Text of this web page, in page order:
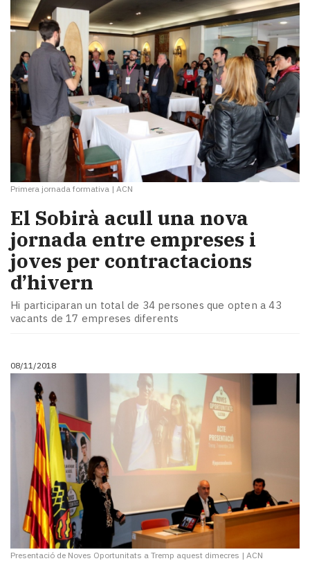
Primera jornada formativa | ACN
El Sobirà acull una nova
jornada entre empreses i
joves per contractacions
d’hivern
Hi participaran un total de 34 persones que opten a 43
vacants de 17 empreses diferents
08/11/2018
Presentació de Noves Oportunitats a Tremp aquest dimecres | ACN